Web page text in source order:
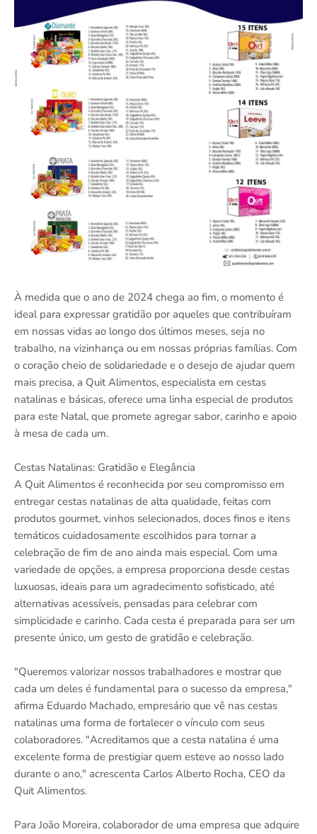
À medida que o ano de 2024 chega ao fim, o momento é
ideal para expressar gratidão por aqueles que contribuíram
em nossas vidas ao longo dos últimos meses, seja no
trabalho, na vizinhança ou em nossas próprias famílias. Com
o coração cheio de solidariedade e o desejo de ajudar quem
mais precisa, a Quit Alimentos, especialista em cestas
natalinas e básicas, oferece uma linha especial de produtos
para este Natal, que promete agregar sabor, carinho e apoio
à mesa de cada um.
Cestas Natalinas: Gratidão e Elegância
A Quit Alimentos é reconhecida por seu compromisso em
entregar cestas natalinas de alta qualidade, feitas com
produtos gourmet, vinhos selecionados, doces finos e itens
temáticos cuidadosamente escolhidos para tornar a
celebração de fim de ano ainda mais especial. Com uma
variedade de opções, a empresa proporciona desde cestas
luxuosas, ideais para um agradecimento sofisticado, até
alternativas acessíveis, pensadas para celebrar com
simplicidade e carinho. Cada cesta é preparada para ser um
presente único, um gesto de gratidão e celebração.
"Queremos valorizar nossos trabalhadores e mostrar que
cada um deles é fundamental para o sucesso da empresa,"
afirma Eduardo Machado, empresário que vê nas cestas
natalinas uma forma de fortalecer o vínculo com seus
colaboradores. "Acreditamos que a cesta natalina é uma
excelente forma de prestigiar quem esteve ao nosso lado
durante o ano," acrescenta Carlos Alberto Rocha, CEO da
Quit Alimentos.
Para João Moreira, colaborador de uma empresa que adquire